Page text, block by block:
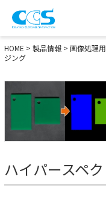
画像処理用の製品検索
HOME > 製品情報 > 画像処理用
ジング
ハイパースペ